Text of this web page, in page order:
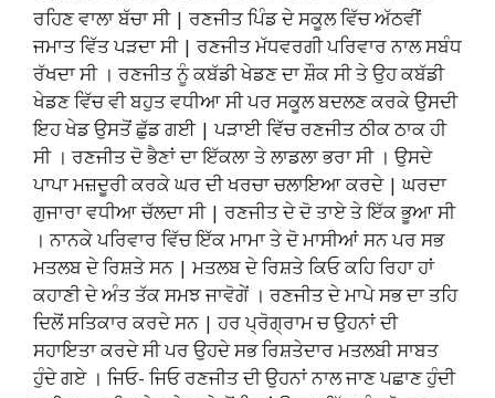
ਰਹਿਣ ਵਾਲਾ ਬੱਚਾ ਸੀ | ਰਣਜੀਤ ਪਿੰਡ ਦੇ ਸਕੂਲ ਵਿੱਚ ਅੱਠਵੀਂ
ਜਮਾਤ ਵਿੱਤ ਪੜਦਾ ਸੀ | ਰਣਜੀਤ ਮੱਧਵਰਗੀ ਪਰਿਵਾਰ ਨਾਲ ਸਬੰਧ
ਰੱਖਦਾ ਸੀ । ਰਣਜੀਤ ਨੂੰ ਕਬੱਡੀ ਖੇਡਣ ਦਾ ਸ਼ੌਕ ਸੀ ਤੇ ਉਹ ਕਬੱਡੀ
ਖੇਡਣ ਵਿੱਚ ਵੀ ਬਹੁਤ ਵਧੀਆ ਸੀ ਪਰ ਸਕੂਲ ਬਦਲਣ ਕਰਕੇ ਉਸਦੀ
ਇਹ ਖੇਡ ਉਸਤੋਂ ਛੁੱਡ ਗਈ | ਪੜਾਈ ਵਿੱਚ ਰਣਜੀਤ ਠੀਕ ਠਾਕ ਹੀ
ਸੀ । ਰਣਜੀਤ ਦੋ ਭੈਣਾਂ ਦਾ ਇੱਕਲਾ ਤੇ ਲਾਡਲਾ ਭਰਾ ਸੀ । ਉਸਦੇ
ਪਾਪਾ ਮਜ਼ਦੂਰੀ ਕਰਕੇ ਘਰ ਦੀ ਖਰਚਾ ਚਲਾਇਆ ਕਰਦੇ | ਘਰਦਾ
ਗੁਜਾਰਾ ਵਧੀਆ ਚੱਲਦਾ ਸੀ | ਰਣਜੀਤ ਦੇ ਦੋ ਤਾਏ ਤੇ ਇੱਕ ਭੂਆ ਸੀ
। ਨਾਨਕੇ ਪਰਿਵਾਰ ਵਿੱਚ ਇੱਕ ਮਾਮਾ ਤੇ ਦੋ ਮਾਸੀਆਂ ਸਨ ਪਰ ਸਭ
ਮਤਲਬ ਦੇ ਰਿਸ਼ਤੇ ਸਨ | ਮਤਲਬ ਦੇ ਰਿਸ਼ਤੇ ਕਿਓ ਕਹਿ ਰਿਹਾ ਹਾਂ
ਕਹਾਣੀ ਦੇ ਅੰਤ ਤੱਕ ਸਮਝ ਜਾਵੋਗੇਂ । ਰਣਜੀਤ ਦੇ ਮਾਪੇ ਸਭ ਦਾ ਤਹਿ
ਦਿਲੋਂ ਸਤਿਕਾਰ ਕਰਦੇ ਸਨ | ਹਰ ਪ੍ਰੋਗ੍ਰਾਮ ਚ ਉਹਨਾਂ ਦੀ
ਸਹਾਇਤਾ ਕਰਦੇ ਸੀ ਪਰ ਉਹਦੇ ਸਭ ਰਿਸ਼ਤੇਦਾਰ ਮਤਲਬੀ ਸਾਬਤ
ਹੁੰਦੇ ਗਏ । ਜਿਓ- ਜਿਓ ਰਣਜੀਤ ਦੀ ਉਹਨਾਂ ਨਾਲ ਜਾਣ ਪਛਾਣ ਹੁੰਦੀ